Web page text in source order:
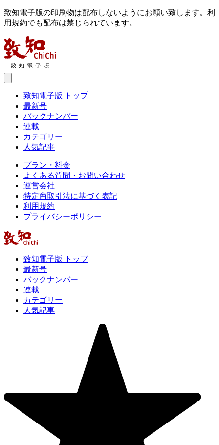
致知電子版の印刷物は配布しないようにお願い致します。利
用規約でも配布は禁じられています。
致知電子版 トップ
最新号
バックナンバー
連載
カテゴリー
人気記事
プラン・料金
よくある質問・お問い合わせ
運営会社
特定商取引法に基づく表記
利用規約
プライバシーポリシー
致知電子版 トップ
最新号
バックナンバー
連載
カテゴリー
人気記事